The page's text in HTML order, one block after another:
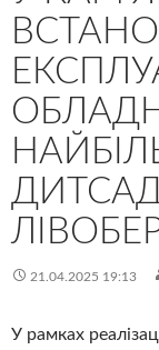
21.04.2025 19:13
У рамках